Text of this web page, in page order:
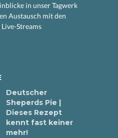
in unser Tagwerk
Austausch mit den
Streams
Deutscher
Sheperds Pie |
Dieses Rezept
kennt fast keiner
mehr!